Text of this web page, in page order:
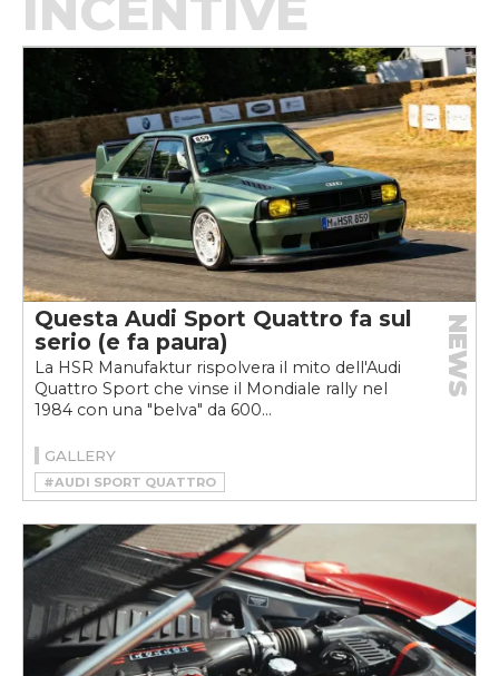
Questa Audi Sport Quattro fa sul
serio (e fa paura)
La HSR Manufaktur rispolvera il mito dell'Audi
Quattro Sport che vinse il Mondiale rally nel
1984 con una "belva" da 600...
NEWS
GALLERY
#AUDI SPORT QUATTRO
#HSR MANUFAKTUR
#RESTOMOD